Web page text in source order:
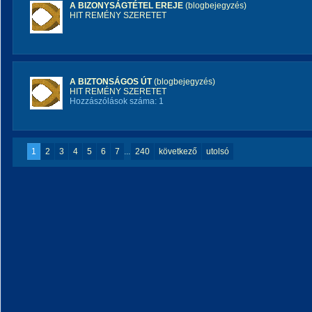
A BIZONYSÁGTÉTEL EREJE (blogbejegyzés)
HIT REMÉNY SZERETET
A BIZTONSÁGOS ÚT(blogbejegyzés)
HIT REMÉNY SZERETET
Hozzászólások száma: 1
1 2 3 4 5 6 7 ... 240 következő utolsó